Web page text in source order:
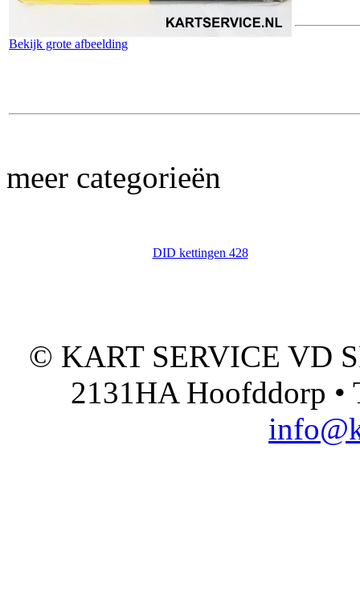
Bekijk grote afbeelding
meer categorieën
DID kettingen 428
© KART SERVICE VD
2131HA Hoofddorp •